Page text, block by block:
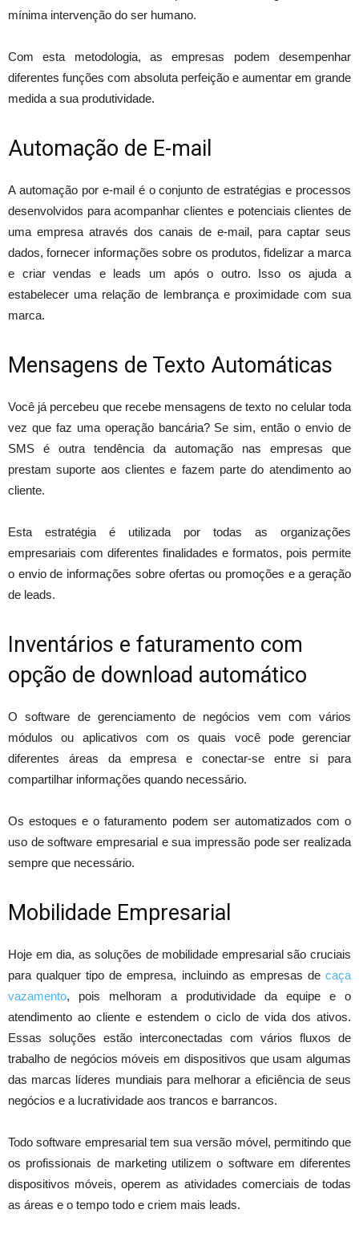
mínima intervenção do ser humano.
Com esta metodologia, as empresas podem desempenhar
diferentes funções com absoluta perfeição e aumentar em grande
medida a sua produtividade.
Automação de E-mail
A automação por e-mail é o conjunto de estratégias e processos
desenvolvidos para acompanhar clientes e potenciais clientes de
uma empresa através dos canais de e-mail, para captar seus
dados, fornecer informações sobre os produtos, fidelizar a marca
e criar vendas e leads um após o outro. Isso os ajuda a
estabelecer uma relação de lembrança e proximidade com sua
marca.
Mensagens de Texto Automáticas
Você já percebeu que recebe mensagens de texto no celular toda
vez que faz uma operação bancária? Se sim, então o envio de
SMS é outra tendência da automação nas empresas que
prestam suporte aos clientes e fazem parte do atendimento ao
cliente.
Esta estratégia é utilizada por todas as organizações
empresariais com diferentes finalidades e formatos, pois permite
o envio de informações sobre ofertas ou promoções e a geração
de leads.
Inventários e faturamento com
opção de download automático
O software de gerenciamento de negócios vem com vários
módulos ou aplicativos com os quais você pode gerenciar
diferentes áreas da empresa e conectar-se entre si para
compartilhar informações quando necessário.
Os estoques e o faturamento podem ser automatizados com o
uso de software empresarial e sua impressão pode ser realizada
sempre que necessário.
Mobilidade Empresarial
Hoje em dia, as soluções de mobilidade empresarial são cruciais
para qualquer tipo de empresa, incluindo as empresas de caça
vazamento, pois melhoram a produtividade da equipe e o
atendimento ao cliente e estendem o ciclo de vida dos ativos.
Essas soluções estão interconectadas com vários fluxos de
trabalho de negócios móveis em dispositivos que usam algumas
das marcas líderes mundiais para melhorar a eficiência de seus
negócios e a lucratividade aos trancos e barrancos.
Todo software empresarial tem sua versão móvel, permitindo que
os profissionais de marketing utilizem o software em diferentes
dispositivos móveis, operem as atividades comerciais de todas
as áreas e o tempo todo e criem mais leads.